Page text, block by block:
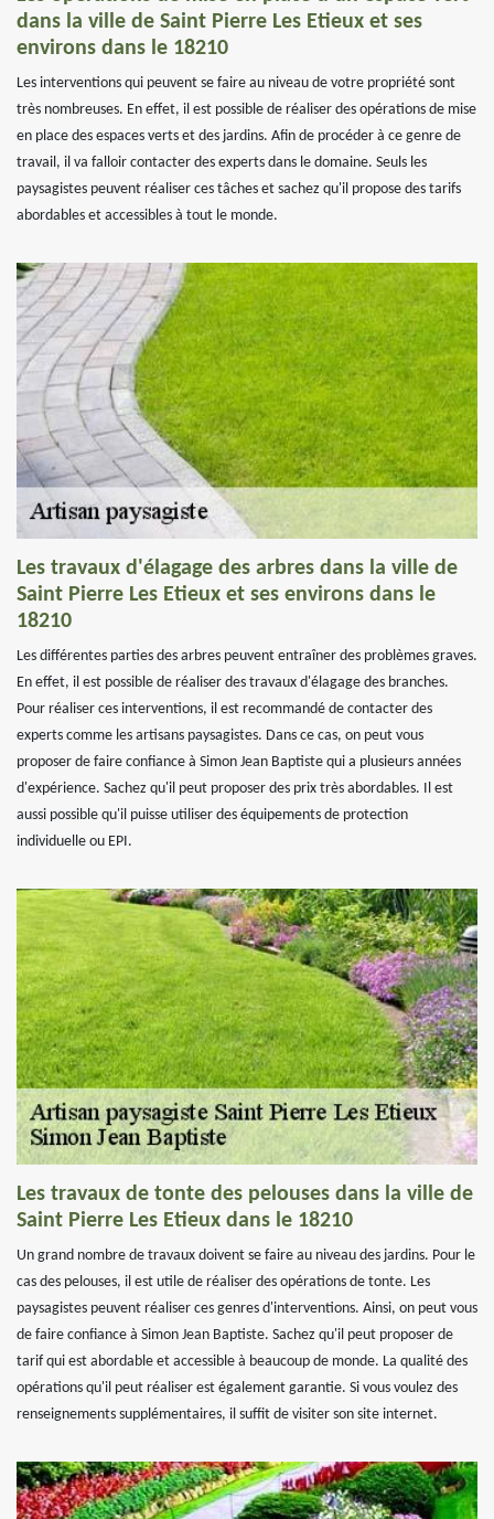
dans la ville de Saint Pierre Les Etieux et ses
environs dans le 18210
Les interventions qui peuvent se faire au niveau de votre propriété sont
très nombreuses. En effet, il est possible de réaliser des opérations de mise
en place des espaces verts et des jardins. Afin de procéder à ce genre de
travail, il va falloir contacter des experts dans le domaine. Seuls les
paysagistes peuvent réaliser ces tâches et sachez qu'il propose des tarifs
abordables et accessibles à tout le monde.
Les travaux d'élagage des arbres dans la ville de
Saint Pierre Les Etieux et ses environs dans le
18210
Les différentes parties des arbres peuvent entraîner des problèmes graves.
En effet, il est possible de réaliser des travaux d'élagage des branches.
Pour réaliser ces interventions, il est recommandé de contacter des
experts comme les artisans paysagistes. Dans ce cas, on peut vous
proposer de faire confiance à Simon Jean Baptiste qui a plusieurs années
d'expérience. Sachez qu'il peut proposer des prix très abordables. Il est
aussi possible qu'il puisse utiliser des équipements de protection
individuelle ou EPI.
Les travaux de tonte des pelouses dans la ville de
Saint Pierre Les Etieux dans le 18210
Un grand nombre de travaux doivent se faire au niveau des jardins. Pour le
cas des pelouses, il est utile de réaliser des opérations de tonte. Les
paysagistes peuvent réaliser ces genres d'interventions. Ainsi, on peut vous
de faire confiance à Simon Jean Baptiste. Sachez qu'il peut proposer de
tarif qui est abordable et accessible à beaucoup de monde. La qualité des
opérations qu'il peut réaliser est également garantie. Si vous voulez des
renseignements supplémentaires, il suffit de visiter son site internet.